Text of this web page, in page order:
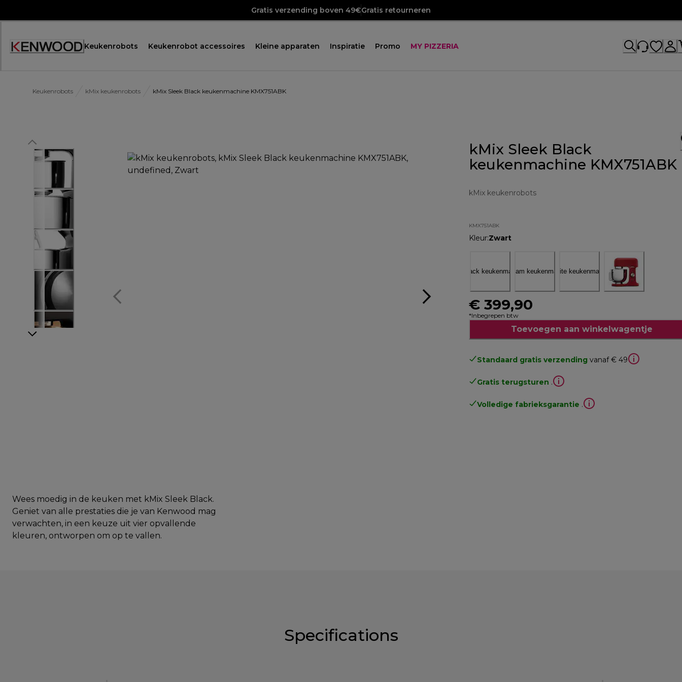
Gratis verzending boven 49€Gratis retourneren
Accessibility
Keukenrobots Keukenrobot accessoires Kleine apparaten Inspiratie Promo MY PIZZERIA
Keukenrobots kMix keukenrobots kMix Sleek Black keukenmachine KMX751ABK
kMix Sleek Black
keukenmachine KMX751ABK
kMix keukenrobots
KMX751ABK
Kleur:Zwart
€ 399,90
*Inbegrepen btw
Toevoegen aan winkelwagentje
Standaard gratis verzending vanaf € 49
Gratis terugsturen .
Volledige fabrieksgarantie .
Wees moedig in de keuken met kMix Sleek Black.
Geniet van alle prestaties die je van Kenwood mag
verwachten, in een keuze uit vier opvallende
kleuren, ontworpen om op te vallen.
Specifications